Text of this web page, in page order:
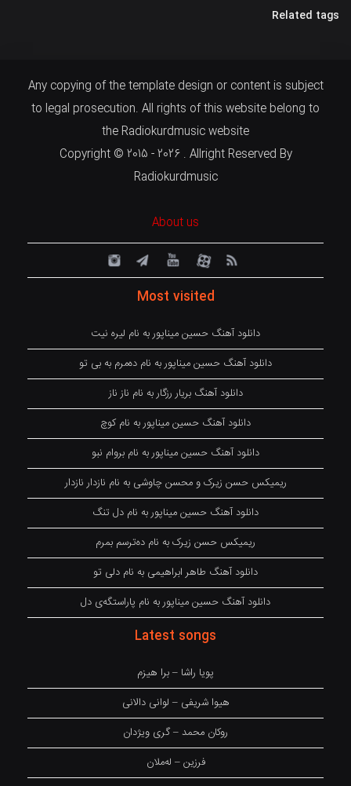
Related tags
Any copying of the template design or content is subject
to legal prosecution. All rights of this website belong to
the Radiokurdmusic website
Copyright © 2015 - 2026 . Allright Reserved By
Radiokurdmusic
About us
Most visited
دانلود آهنگ حسین میناپور به نام لیره نیت
دانلود آهنگ حسین میناپور به نام دەمرم بە بی تو
دانلود آهنگ بریار رزگار به نام ناز ناز
دانلود آهنگ حسین میناپور به نام کوچ
دانلود آهنگ حسین میناپور به نام بروام نبو
ریمیکس حسن زیرک و محسن چاوشی به نام نازدار نازدار
دانلود آهنگ حسین میناپور به نام دل تنگ
ریمیکس حسن زیرک به نام دەترسم بمرم
دانلود آهنگ طاهر ابراهیمی به نام دلی تو
دانلود آهنگ حسین میناپور به نام پاراستگەی دل
Latest songs
پویا راشا – برا هیزم
هیوا شریفی – لوانی دالانی
روکان محمد – گری ویژدان
فرزین – لەملان